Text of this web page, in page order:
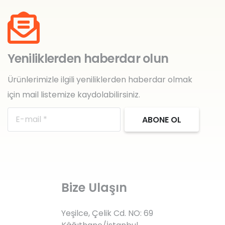
Yeniliklerden haberdar olun
Ürünlerimizle ilgili yeniliklerden haberdar olmak
için mail listemize kaydolabilirsiniz.
ABONE OL
Bize Ulaşın
Yeşilce, Çelik Cd. NO: 69